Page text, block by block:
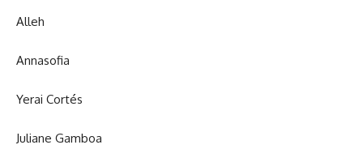
Alleh
Annasofia
Yerai Cortés
Juliane Gamboa